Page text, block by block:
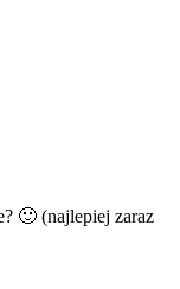
🙂 (najlepiej zaraz